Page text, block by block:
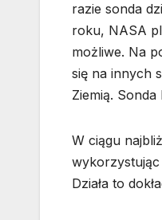
razie sonda
roku, NASA
możliwe. Na
się na innych
Ziemią.
W ciągu
Działa to